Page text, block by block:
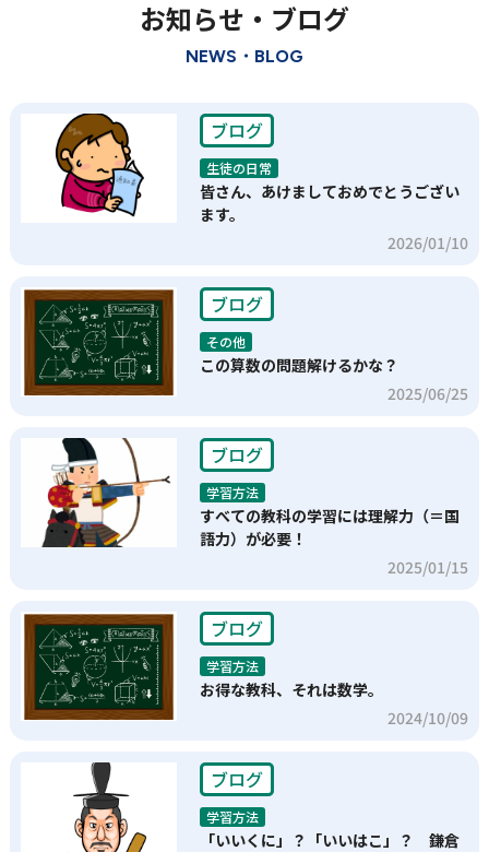
お知らせ・ブログ
NEWS・BLOG
ブログ
生徒の日常
皆さん、あけましておめでとうござい
ます。
2026/01/10
ブログ
その他
この算数の問題解けるかな？
2025/06/25
ブログ
学習方法
すべての教科の学習には理解力（＝国
語力）が必要！
2025/01/15
ブログ
学習方法
お得な教科、それは数学。
2024/10/09
ブログ
学習方法
「いいくに」？「いいはこ」？ 鎌倉